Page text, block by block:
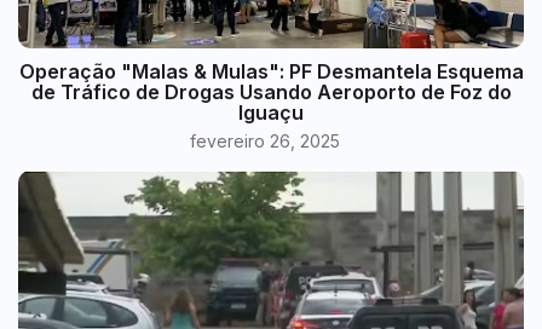
Operação "Malas & Mulas": PF Desmantela Esquema
de Tráfico de Drogas Usando Aeroporto de Foz do
Iguaçu
fevereiro 26, 2025